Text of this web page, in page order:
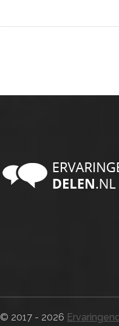
© 2017 - 2026